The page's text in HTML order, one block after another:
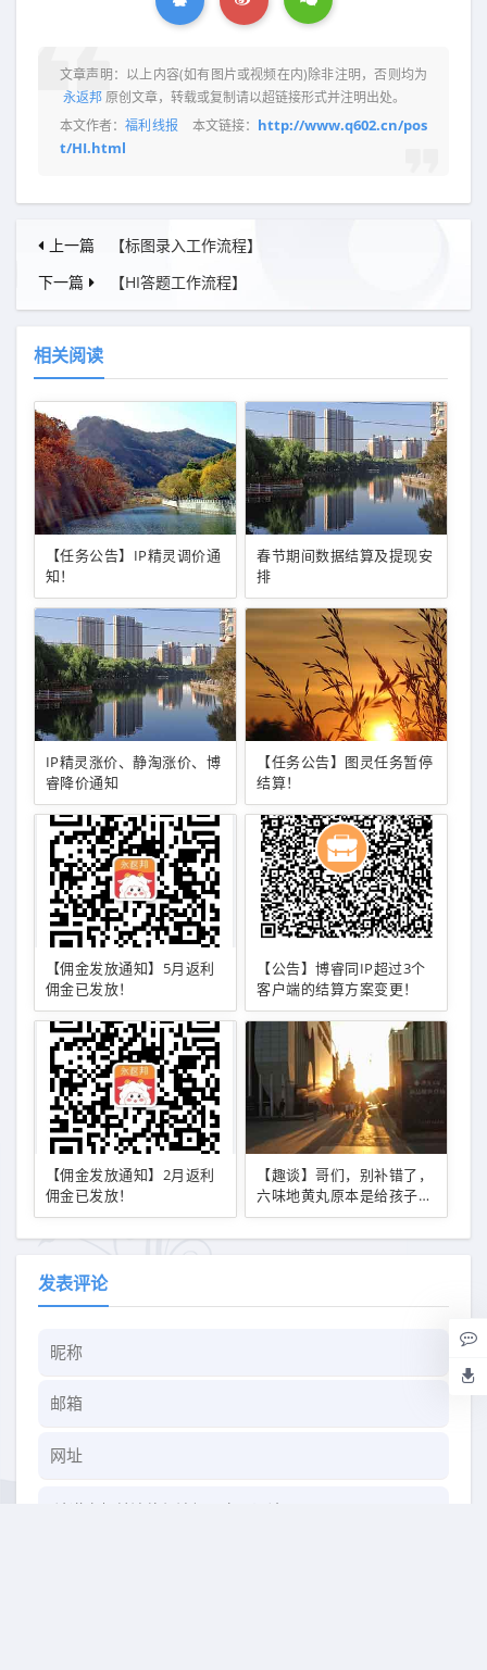
文章声明：以上内容(如有图片或视频在内)除非注明，否则均为
永返邦原创文章，转载或复制请以超链接形式并注明出处。
本文作者：福利线报 本文链接： http://www.q602.cn/pos
t/HI.html
上一篇
【标图录入工作流程】
下一篇
【HI答题工作流程】
相关阅读
【任务公告】IP精灵调价通
知！
春节期间数据结算及提现安
排
IP精灵涨价、静淘涨价、博
睿降价通知
【任务公告】图灵任务暂停
结算！
【佣金发放通知】5月返利
佣金已发放！
【公告】博睿同IP超过3个
客户端的结算方案变更！
【佣金发放通知】2月返利
佣金已发放！
【趣谈】哥们，别补错了，
六味地黄丸原本是给孩子用
的！
发表评论